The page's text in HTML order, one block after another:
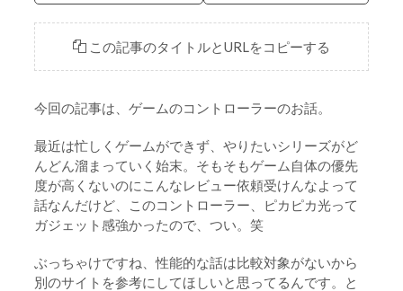
この記事のタイトルとURLをコピーする
今回の記事は、ゲームのコントローラーのお話。
最近は忙しくゲームができず、やりたいシリーズがど
んどん溜まっていく始末。そもそもゲーム自体の優先
度が高くないのにこんなレビュー依頼受けんなよって
話なんだけど、このコントローラー、ピカピカ光って
ガジェット感強かったので、つい。笑
ぶっちゃけですね、性能的な話は比較対象がないから
別のサイトを参考にしてほしいと思ってるんです。と